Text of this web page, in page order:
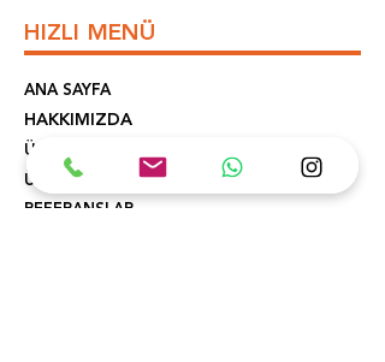
HIZLI MENÜ
ANA SAYFA
HAKKIMIZDA
ÜRETİM
ÜRÜNLER
REFERANSLAR